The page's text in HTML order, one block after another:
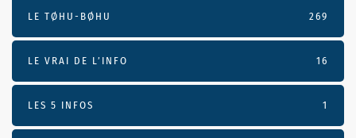
LE TØHU-BØHU 269
LE VRAI DE L’INFO 16
LES 5 INFOS 1